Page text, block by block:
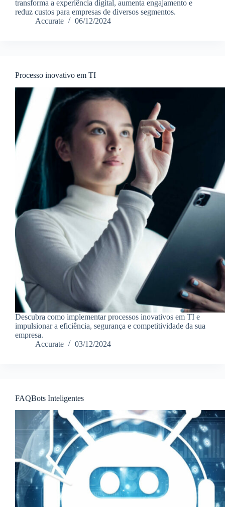
transforma a experiência digital, aumenta engajamento e
reduz custos para empresas de diversos segmentos.
Accurate
06/12/2024
Processo inovativo em TI
Descubra como implementar processos inovativos em TI e
impulsionar a eficiência, segurança e competitividade da sua
empresa.
Accurate
03/12/2024
FAQBots Inteligentes